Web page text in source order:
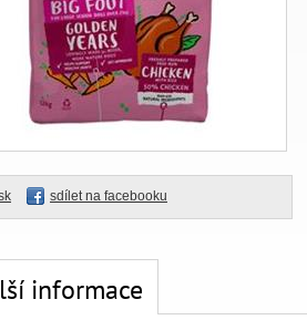
sdílet na facebooku
informace